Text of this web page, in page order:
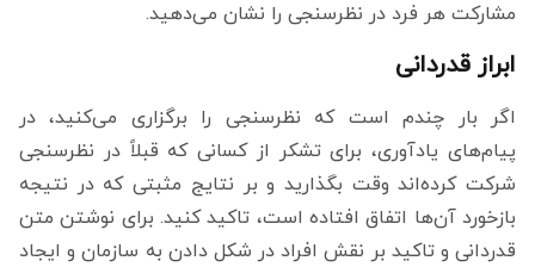
مشارکت هر فرد در نظرسنجی را نشان می‌دهید.
ابراز قدردانی
اگر بار چندم است که نظرسنجی را برگزاری می‌کنید، در
پیام‌های یادآوری‌، برای تشکر از کسانی که قبلاً در نظرسنجی
شرکت کرده‌اند وقت بگذارید و بر نتایج مثبتی که در نتیجه
بازخورد آن‌ها اتفاق افتاده است، تاکید کنید. برای نوشتن متن
قدردانی و تاکید بر نقش افراد در شکل دادن به سازمان و ایجاد